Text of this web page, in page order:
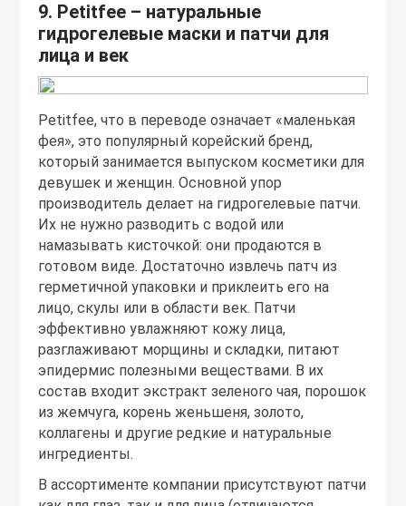
9. Petitfee – натуральные
гидрогелевые маски и патчи для
лица и век
Petitfee, что в переводе означает «маленькая
фея», это популярный корейский бренд,
который занимается выпуском косметики для
девушек и женщин. Основной упор
производитель делает на гидрогелевые патчи.
Их не нужно разводить с водой или
намазывать кисточкой: они продаются в
готовом виде. Достаточно извлечь патч из
герметичной упаковки и приклеить его на
лицо, скулы или в области век. Патчи
эффективно увлажняют кожу лица,
разглаживают морщины и складки, питают
эпидермис полезными веществами. В их
состав входит экстракт зеленого чая, порошок
из жемчуга, корень женьшеня, золото,
коллагены и другие редкие и натуральные
ингредиенты.
В ассортименте компании присутствуют патчи